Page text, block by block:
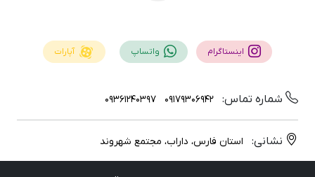
اینستاگرام واتساپ آپارات
شماره تماس: 09179306942
09361240397
نشانی: استان فارس، داراب، مجتمع شهروند